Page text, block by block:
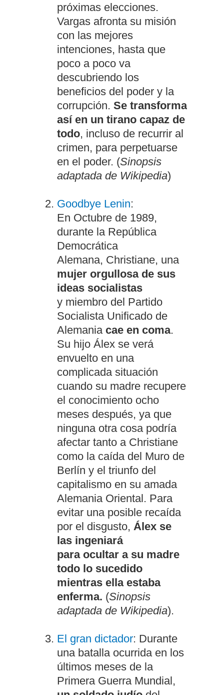
próximas elecciones.
Vargas afronta su misión
con las mejores
intenciones, hasta que
poco a poco va
descubriendo los
beneficios del poder y la
corrupción. Se transforma
así en un tirano capaz de
todo, incluso de recurrir al
crimen, para perpetuarse
en el poder. (Sinopsis
adaptada de Wikipedia)
Goodbye Lenin:
En Octubre de 1989,
durante la República
Democrática
Alemana, Christiane, una
mujer orgullosa de sus
ideas socialistas
y miembro del Partido
Socialista Unificado de
Alemania cae en coma.
Su hijo Álex se verá
envuelto en una
complicada situación
cuando su madre recupere
el conocimiento ocho
meses después, ya que
ninguna otra cosa podría
afectar tanto a Christiane
como la caída del Muro de
Berlín y el triunfo del
capitalismo en su amada
Alemania Oriental. Para
evitar una posible recaída
por el disgusto, Álex se
las ingeniará
para ocultar a su madre
todo lo sucedido
mientras ella estaba
enferma. (Sinopsis
adaptada de Wikipedia).
El gran dictador: Durante
una batalla ocurrida en los
últimos meses de la
Primera Guerra Mundial,